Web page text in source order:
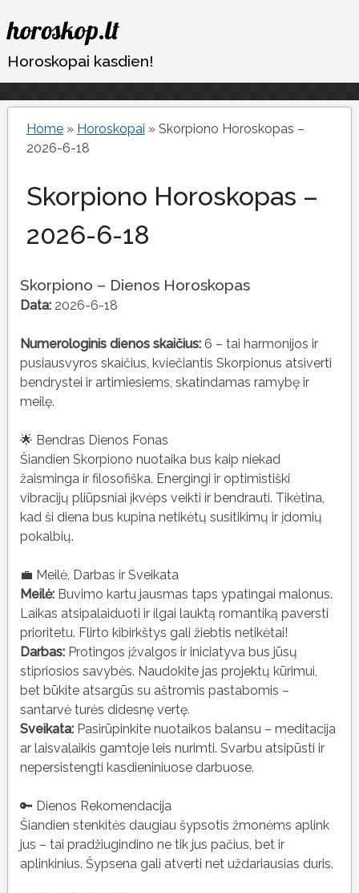
Eiti
prie
turinio
horoskop.lt
Horoskopai kasdien!
Home» Horoskopai » Skorpiono Horoskopas –
2026-6-18
Skorpiono Horoskopas –
2026-6-18
Skorpiono – Dienos Horoskopas
Data:2026-6-18
Numerologinis dienos skaičius:6 – tai harmonijos ir
pusiausvyros skaičius, kviečiantis Skorpionus atsiverti
bendrystei ir artimiesiems, skatindamas ramybę ir
meilę.
🌟 Bendras Dienos Fonas
Šiandien Skorpiono nuotaika bus kaip niekad
žaisminga ir filosofiška. Energingi ir optimistiški
vibracijų pliūpsniai įkvėps veikti ir bendrauti. Tikėtina,
kad ši diena bus kupina netikėtų susitikimų ir įdomių
pokalbių.
💼 Meilė, Darbas ir Sveikata
Meilė:Buvimo kartu jausmas taps ypatingai malonus.
Laikas atsipalaiduoti ir ilgai lauktą romantiką paversti
prioritetu. Flirto kibirkštys gali žiebtis netikėtai!
Darbas:Protingos įžvalgos ir iniciatyva bus jūsų
stipriosios savybės. Naudokite jas projektų kūrimui,
bet būkite atsargūs su aštromis pastabomis –
santarvė turės didesnę vertę.
Sveikata:Pasirūpinkite nuotaikos balansu – meditacija
ar laisvalaikis gamtoje leis nurimti. Svarbu atsipūsti ir
nepersistengti kasdieniniuose darbuose.
🔑 Dienos Rekomendacija
Šiandien stenkitės daugiau šypsotis žmonėms aplink
jus – tai pradžiugindino ne tik jus pačius, bet ir
aplinkinius. Šypsena gali atverti net uždariausias duris.